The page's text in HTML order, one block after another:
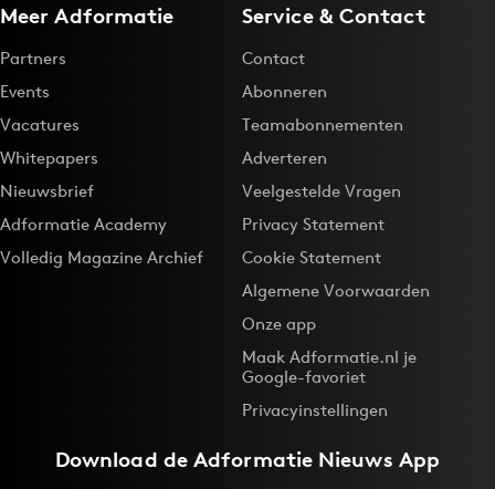
Meer Adformatie
Partners
Events
Vacatures
Whitepapers
Nieuwsbrief
Adformatie Academy
Volledig Magazine Archief
Service & Contact
Contact
Abonneren
Teamabonnementen
Adverteren
Veelgestelde Vragen
Privacy Statement
Cookie Statement
Algemene Voorwaarden
Onze app
Maak Adformatie.nl je
Google-favoriet
Privacyinstellingen
Download deAdformatie Nieuws App